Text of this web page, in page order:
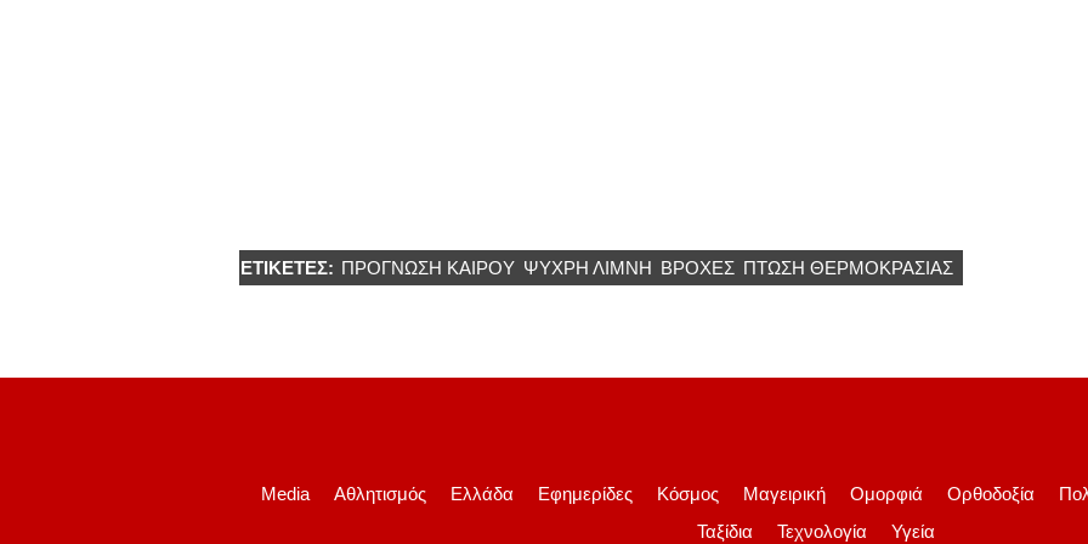
ΕΤΙΚΈΤΕΣ: ΠΡΟΓΝΩΣΗ ΚΑΙΡΟΎ ΨΥΧΡΉ ΛΊΜΝΗ ΒΡΟΧΈΣ ΠΤΏΣΗ ΘΕΡΜΟΚΡΑΣΊΑΣ
Media Αθλητισμός Ελλάδα Εφημερίδες Κόσμος Μαγειρική Ομορφιά Ορθοδοξία
Ταξίδια
Τεχνολογία Υγεία